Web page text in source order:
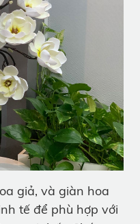
giả, và giàn hoa
tế để phù hợp với